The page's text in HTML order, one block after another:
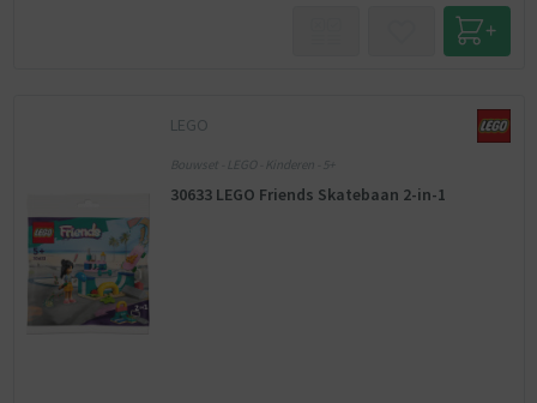
LEGO
Bouwset - LEGO - Kinderen - 5+
30633 LEGO Friends Skatebaan 2-in-1